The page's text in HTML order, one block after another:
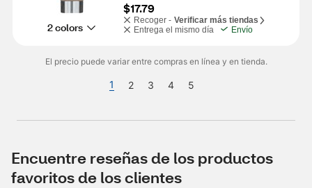
2 colors
$17.79
Recoger - Verificar más tiendas
Entrega el mismo día
Envío
El precio puede variar entre compras en línea y en tienda.
1 2 3 4 5
Encuentre reseñas de los productos
favoritos de los clientes